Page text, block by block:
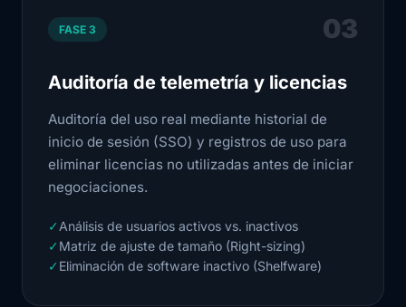
FASE 3 03
Auditoría de telemetría y licencias
Auditoría del uso real mediante historial de
inicio de sesión (SSO) y registros de uso para
eliminar licencias no utilizadas antes de iniciar
negociaciones.
✓ Análisis de usuarios activos vs. inactivos
✓ Matriz de ajuste de tamaño (Right-sizing)
✓ Eliminación de software inactivo (Shelfware)